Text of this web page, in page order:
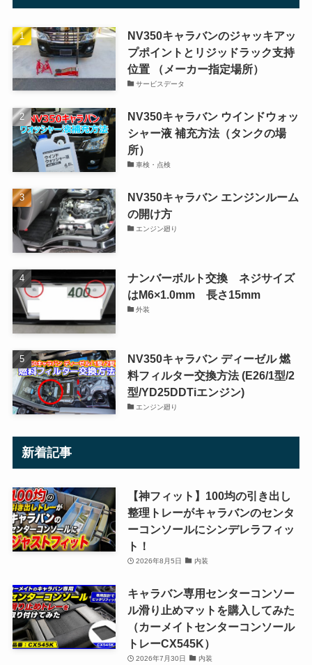
NV350キャラバンのジャッキアッ
プポイントとリジッドラック支持
位置 （メーカー指定場所）
サービスデータ
NV350キャラバン ウインドウォッ
シャー液 補充方法（タンクの場
所）
車検・点検
NV350キャラバン エンジンルーム
の開け方
エンジン廻り
ナンバーボルト交換 ネジサイズ
はM6×1.0mm 長さ15mm
外装
NV350キャラバン ディーゼル 燃
料フィルター交換方法 (E26/1型/2
型/YD25DDTiエンジン)
エンジン廻り
新着記事
【神フィット】100均の引き出し
整理トレーがキャラバンのセンタ
ーコンソールにシンデレラフィッ
ト！
2026年8月5日 内装
キャラバン専用センターコンソー
ル滑り止めマットを購入してみた
（カーメイトセンターコンソール
トレーCX545K）
2026年7月30日 内装